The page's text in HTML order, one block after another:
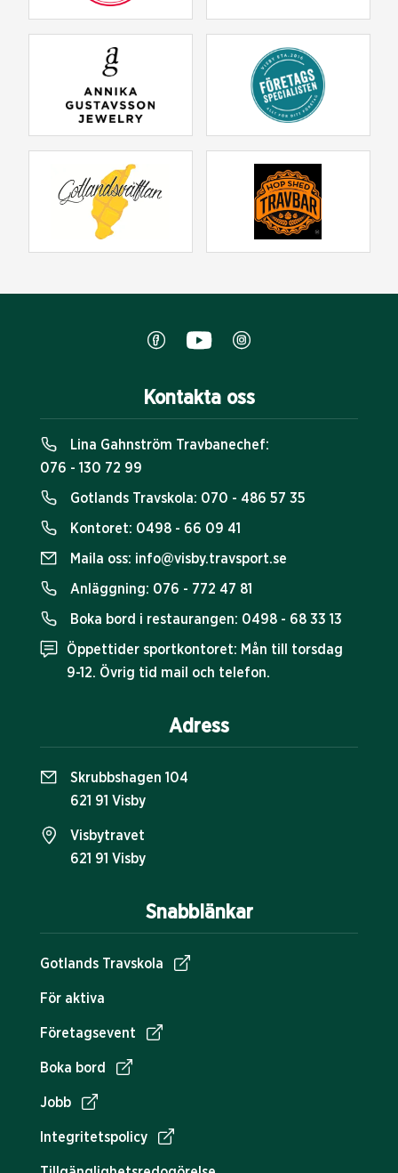
Snabblänkar
Gotlands Travskola
För aktiva
Företagsevent
Boka bord
Jobb
Integritetspolicy
Kontakta oss
Lina Gahnström Travbanechef:
076 - 130 72 99
Gotlands Travskola: 070 - 486 57 35
Kontoret: 0498 - 66 09 41
Maila oss: info@visby.travsport.se
Anläggning: 076 - 772 47 81
Boka bord i restaurangen: 0498 - 68 33 13
Öppettider sportkontoret: Mån till torsdag
9-12. Övrig tid mail och telefon.
Adress
Skrubbshagen 104
621 91 Visby
Visbytravet
621 91 Visby